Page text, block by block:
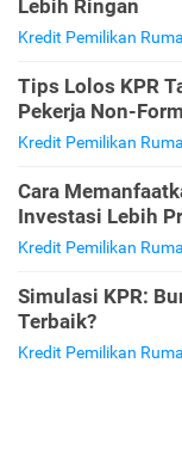
Lebih Ringan
Kredit Pemilikan
Tips Lolos KPR
Pekerja Non-
Kredit Pemilikan
Cara
Investasi Lebih
Kredit Pemilikan
Simulasi KPR:
Terbaik?
Kredit Pemilikan